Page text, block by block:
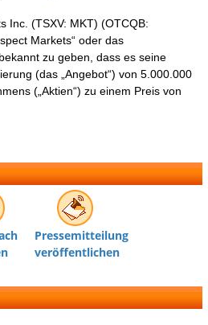
Inc. (TSXV: MKT) (OTCQB:
Markets“ oder das
zu geben, dass es seine
(das „Angebot“) von 5.000.000
(„Aktien“) zu einem Preis von
Pressemitteilung
veröffentlichen